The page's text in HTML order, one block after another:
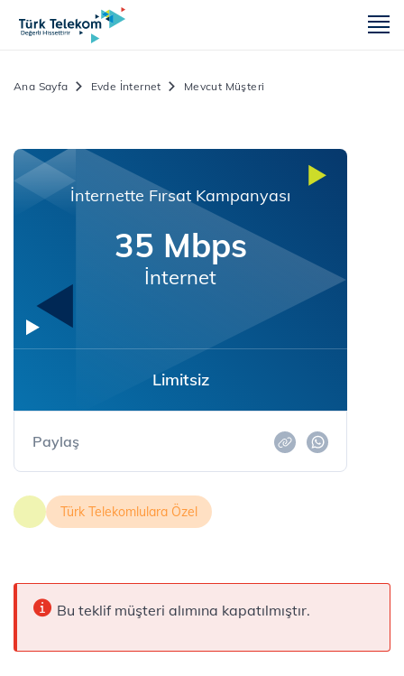
Ana Sayfa Evde İnternet Mevcut Müşteri
İnternette Fırsat Kampanyası
35 Mbps
İnternet
Limitsiz
Paylaş
Türk Telekomlulara Özel
Bu teklif müşteri alımına kapatılmıştır.